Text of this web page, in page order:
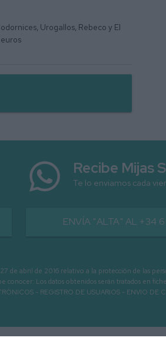
Urogallos, Rebeco y El
Recibe Mijas
Te lo enviamos cada
ENVÍA "ALTA" AL +34
abril de 2016 relativo a la protección de las
Los datos obtenidos serán tratados en
- REGISTRO DE USUARIOS - ENVIO